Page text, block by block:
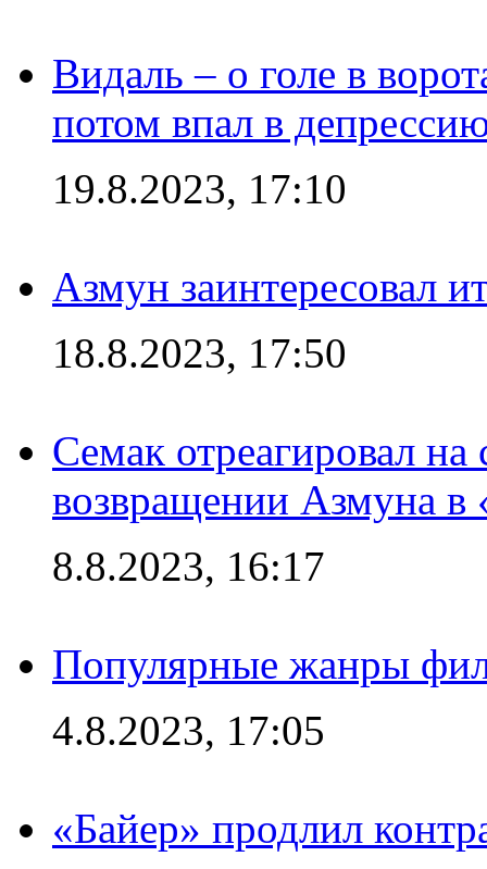
Видаль – о голе в
потом впал в
19.8.2023, 17:10
Азмун заинтересовал
18.8.2023, 17:50
Семак отреагировал
возвращении Азмуна в
8.8.2023, 16:17
Популярные жанры
4.8.2023, 17:05
«Байер» продлил